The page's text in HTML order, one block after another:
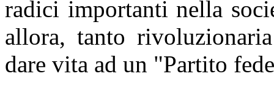
radici importanti nella
allora, tanto
dare vita ad un "Partito